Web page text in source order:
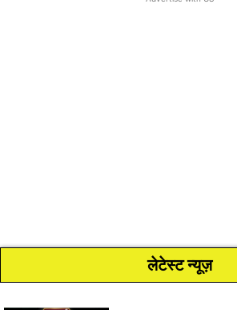
लेटेस्ट न्यूज़